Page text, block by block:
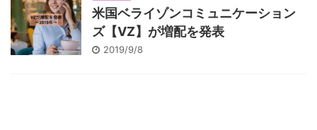
米国ベライゾンコミュニケーション
ズ【VZ】が増配を発表
2019/9/8